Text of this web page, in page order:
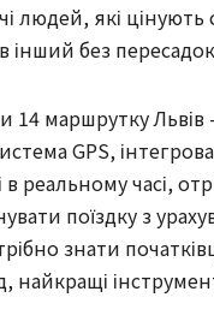
людей, які цінують
інший без
14 маршрутку
GPS,
в реальному часі,
поїздку з
знати
найкращі